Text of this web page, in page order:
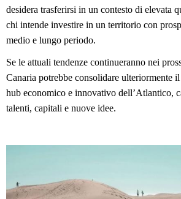
desidera trasferirsi in un contesto di elevata
chi intende investire in un territorio con
medio e lungo periodo.
Se le attuali tendenze continueranno nei
Canaria potrebbe consolidare ulteriormente
hub economico e innovativo dell’Atlantico,
talenti, capitali e nuove idee.